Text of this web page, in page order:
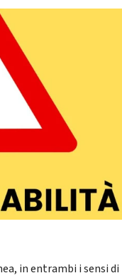
in entrambi i sensi di